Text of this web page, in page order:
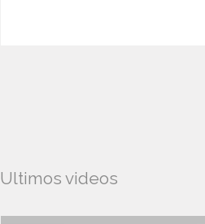
Ultimos videos